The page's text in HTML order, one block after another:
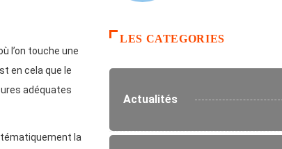
l’on touche une
en cela que le
adéquates
la
LES CATEGORIES
Actualités